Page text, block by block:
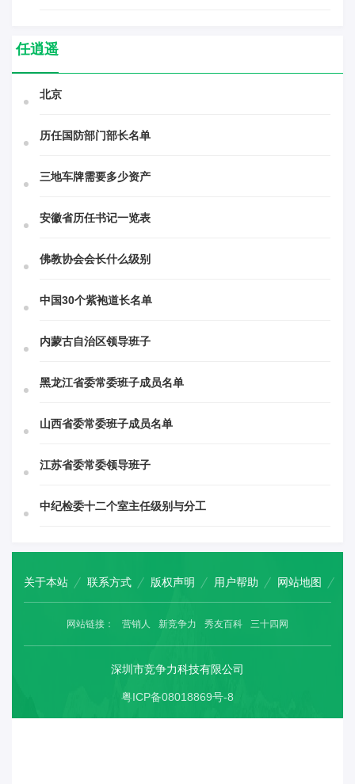
任逍遥
北京
历任国防部门部长名单
三地车牌需要多少资产
安徽省历任书记一览表
佛教协会会长什么级别
中国30个紫袍道长名单
内蒙古自治区领导班子
黑龙江省委常委班子成员名单
山西省委常委班子成员名单
江苏省委常委领导班子
中纪检委十二个室主任级别与分工
关于本站 联系方式 版权声明 用户帮助 网站地图
网站链接： 营销人 新竞争力 秀友百科 三十四网
深圳市竞争力科技有限公司
粤ICP备08018869号-8